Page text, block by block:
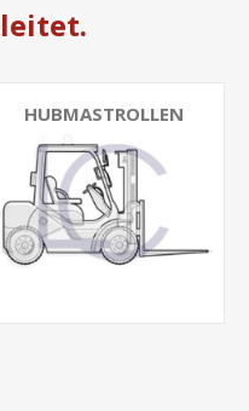
HUBMASTROLLEN